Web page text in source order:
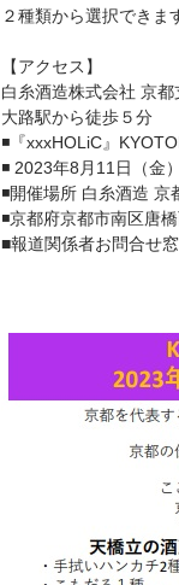
２種類から選択できま
【アクセス】
⽩⽷酒造株式会社 京
⼤路駅から徒歩５分
◾『xxxHOLiC』
◾ 2023年8⽉11⽇（⾦
◾開催場所 ⽩⽷酒造 京
◾京都府京都市南区唐
■報道関係者お問合せ